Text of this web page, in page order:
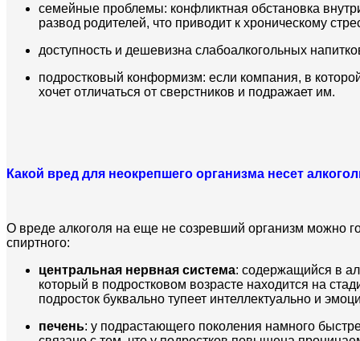
семейные проблемы: конфликтная обстановка
развод родителей, что приводит к хроническому
доступность и дешевизна слабоалкогольных
подростковый конформизм: если компания, в
хочет отличаться от сверстников и подражает им.
Какой вред для неокрепшего организма несет
О вреде алкоголя на еще не созревший организм можно
спиртного:
центральная нервная система: содержащийся в
который в подростковом возрасте находится на
подросток буквально тупеет интеллектуально и
печень: у подрастающего поколения намного